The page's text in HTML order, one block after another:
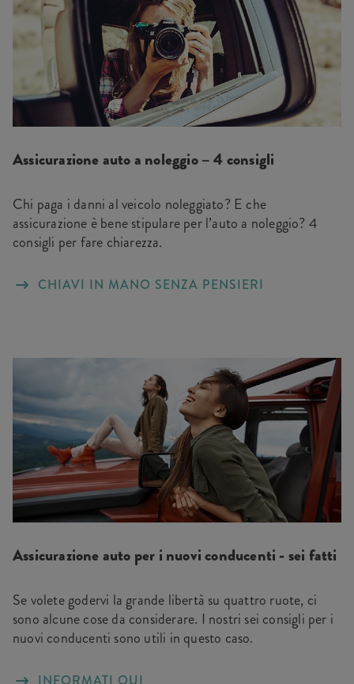
Assicurazione auto a noleggio – 4 consigli
Chi paga i danni al veicolo noleggiato? E che
assicurazione è bene stipulare per l’auto a noleggio? 4
consigli per fare chiarezza.
CHIAVI IN MANO SENZA PENSIERI
Assicurazione auto per i nuovi conducenti - sei fatti
Se volete godervi la grande libertà su quattro ruote, ci
sono alcune cose da considerare. I nostri sei consigli per i
nuovi conducenti sono utili in questo caso.